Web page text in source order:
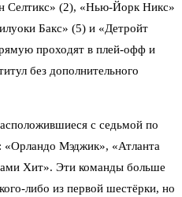
Селтикс» (2), «Нью-Йорк Никс»
Бакс» (5) и «Детройт
проходят в плей-офф и
без дополнительного
с седьмой по
«Орландо Мэджик», «Атланта
Хит». Эти команды больше
либо из первой шестёрки, но